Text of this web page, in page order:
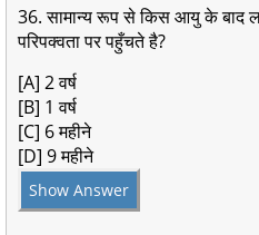
36. सामान्य रूप से किस आयु के बाद
परिपक्वता पर पहुँचते है?
[A] 2 वर्ष
[B] 1 वर्ष
[C] 6 महीने
[D] 9 महीने
Show Answer